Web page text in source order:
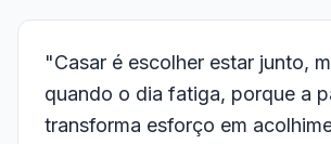
"Casar é escolher estar junto,
quando o dia fatiga, porque a
transforma esforço em